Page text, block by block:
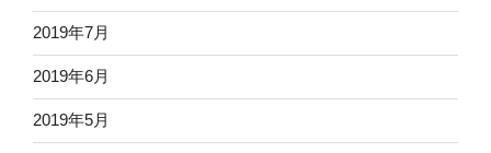
2019年7月
2019年6月
2019年5月